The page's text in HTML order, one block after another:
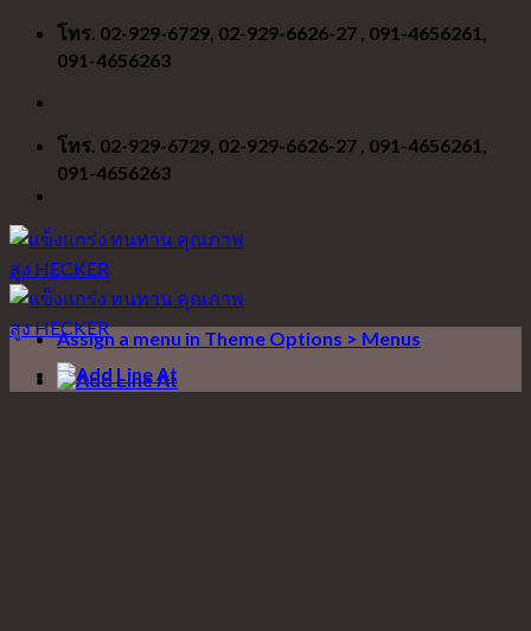
Skip
content
โทร. 02-929-6729, 02-929-6626-27 , 091-4656261,
091-4656263
โทร. 02-929-6729, 02-929-6626-27 , 091-4656261,
091-4656263
Assign a menu in Theme Options > Menus